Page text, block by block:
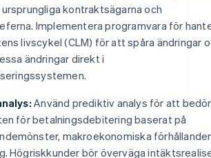
kontraktsägarna och
Implementera programvara för
livscykel (CLM) för att spåra ändringar
ändringar direkt i
Använd prediktiv analys för att
för betalningsdebitering baserat på
makroekonomiska
Högriskkunder bör överväga